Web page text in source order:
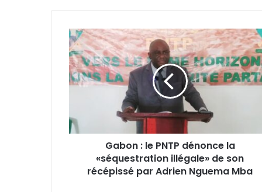
Gabon
:
le
PNTP
dénonce
illégale»
de
récépissé
Gabon : le PNTP dénonce la
«séquestration illégale» de son
récépissé par Adrien Nguema Mba